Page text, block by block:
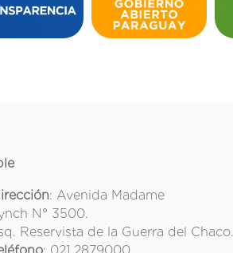
: Avenida Madame
N° 3500.
Reservista de la Guerra del Chaco.
: 021 2879000